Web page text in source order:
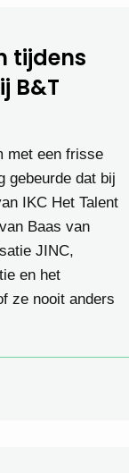
tijdens
B&T
met een frisse
gebeurde dat bij
IKC Het Talent
Baas van
JINC,
en het
ze nooit anders